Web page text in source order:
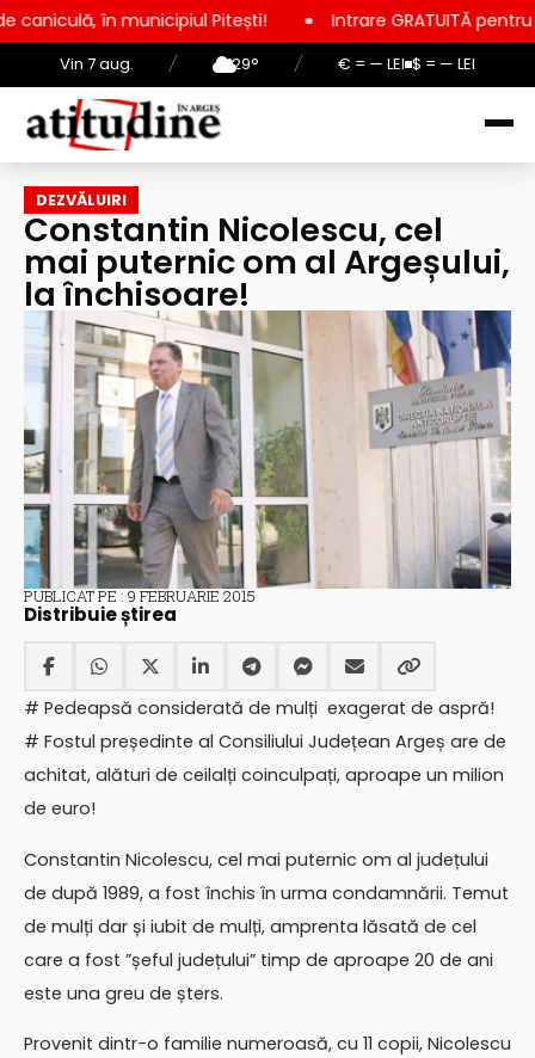
Vin 7 aug. / 29° / € = — LEI $ = — LEI
Pitești! Intrare GRATUITĂ pentru copii, elevi și
DEZVĂLUIRI
Constantin Nicolescu, cel
mai puternic om al Argeșului,
la închisoare!
PUBLICAT PE : 9 FEBRUARIE 2015
Distribuie știrea
# Pedeapsă considerată de mulți exagerat de aspră!
# Fostul președinte al Consiliului Județean Argeș are de
achitat, alături de ceilalți coinculpați, aproape un milion
de euro!
Constantin Nicolescu, cel mai puternic om al județului
de după 1989, a fost închis în urma condamnării. Temut
de mulți dar și iubit de mulți, amprenta lăsată de cel
care a fost ”șeful județului” timp de aproape 20 de ani
este una greu de șters.
Provenit dintr-o familie numeroasă, cu 11 copii, Nicolescu